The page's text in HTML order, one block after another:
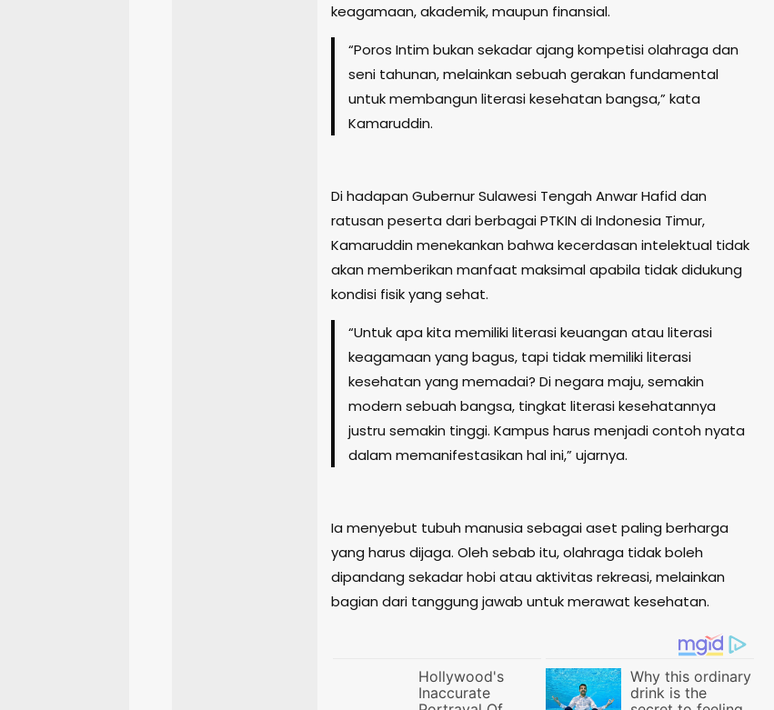
keagamaan, akademik, maupun finansial.
“Poros Intim bukan sekadar ajang kompetisi olahraga dan
seni tahunan, melainkan sebuah gerakan fundamental
untuk membangun literasi kesehatan bangsa,” kata
Kamaruddin.
Di hadapan Gubernur Sulawesi Tengah Anwar Hafid dan
ratusan peserta dari berbagai PTKIN di Indonesia Timur,
Kamaruddin menekankan bahwa kecerdasan intelektual tidak
akan memberikan manfaat maksimal apabila tidak didukung
kondisi fisik yang sehat.
“Untuk apa kita memiliki literasi keuangan atau literasi
keagamaan yang bagus, tapi tidak memiliki literasi
kesehatan yang memadai? Di negara maju, semakin
modern sebuah bangsa, tingkat literasi kesehatannya
justru semakin tinggi. Kampus harus menjadi contoh nyata
dalam memanifestasikan hal ini,” ujarnya.
Ia menyebut tubuh manusia sebagai aset paling berharga
yang harus dijaga. Oleh sebab itu, olahraga tidak boleh
dipandang sekadar hobi atau aktivitas rekreasi, melainkan
bagian dari tanggung jawab untuk merawat kesehatan.